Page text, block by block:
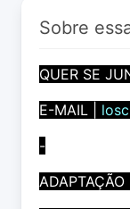
Sobre
QUER SE
E-MAIL |
-